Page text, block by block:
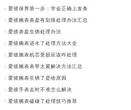
· 爱彼保养第一步：学会正确上发条
· 爱彼腕表表盘有划痕处理办法汇总
· 爱彼表盘生锈处理办法
· 爱彼腕表进水了处理方法大全
· 爱彼腕表机芯受损应该咋处理
· 爱彼腕表表带太紧解决方法汇总
· 爱彼腕表生锈了是啥原因
· 爱彼手表走时不准怎么解决
· 爱彼腕表磕碰了处理技巧推荐